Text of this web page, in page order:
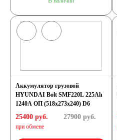
Аккумулятор грузовой
HYUNDAI Bolt SMF220L 225Ah
1240A ОП (518x273x240) D6
25400 руб.
при обмене
27900руб.